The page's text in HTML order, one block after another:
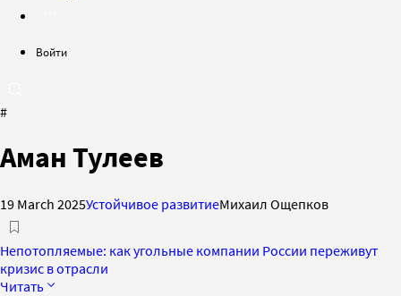
Войти
#
Аман Тулеев
19 March 2025Устойчивое развитиеМихаил Ощепков
Непотопляемые: как угольные компании России переживут
кризис в отрасли
Читать